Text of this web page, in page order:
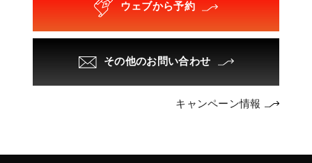
ウェブから予約
その他のお問い合わせ
キャンペーン情報